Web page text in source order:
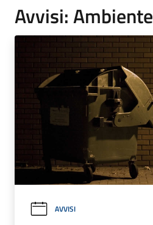
Avvisi: Ambiente
AVVISI